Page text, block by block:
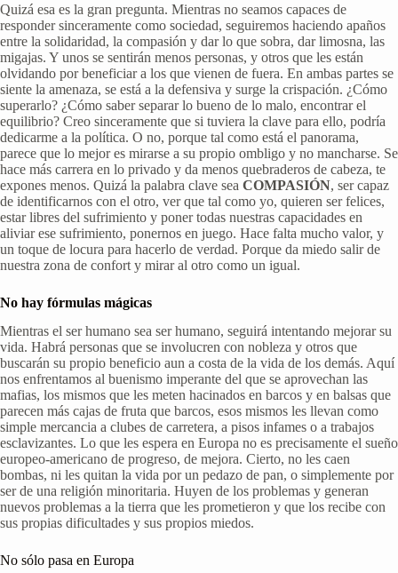
Quizá esa es la gran pregunta. Mientras no seamos capaces de
responder sinceramente como sociedad, seguiremos haciendo apaños
entre la solidaridad, la compasión y dar lo que sobra, dar limosna, las
migajas. Y unos se sentirán menos personas, y otros que les están
olvidando por beneficiar a los que vienen de fuera. En ambas partes se
siente la amenaza, se está a la defensiva y surge la crispación. ¿Cómo
superarlo? ¿Cómo saber separar lo bueno de lo malo, encontrar el
equilibrio? Creo sinceramente que si tuviera la clave para ello, podría
dedicarme a la política. O no, porque tal como está el panorama,
parece que lo mejor es mirarse a su propio ombligo y no mancharse. Se
hace más carrera en lo privado y da menos quebraderos de cabeza, te
expones menos. Quizá la palabra clave sea COMPASIÓN, ser capaz
de identificarnos con el otro, ver que tal como yo, quieren ser felices,
estar libres del sufrimiento y poner todas nuestras capacidades en
aliviar ese sufrimiento, ponernos en juego. Hace falta mucho valor, y
un toque de locura para hacerlo de verdad. Porque da miedo salir de
nuestra zona de confort y mirar al otro como un igual.
No hay fórmulas mágicas
Mientras el ser humano sea ser humano, seguirá intentando mejorar su
vida. Habrá personas que se involucren con nobleza y otros que
buscarán su propio beneficio aun a costa de la vida de los demás. Aquí
nos enfrentamos al buenismo imperante del que se aprovechan las
mafias, los mismos que les meten hacinados en barcos y en balsas que
parecen más cajas de fruta que barcos, esos mismos les llevan como
simple mercancia a clubes de carretera, a pisos infames o a trabajos
esclavizantes. Lo que les espera en Europa no es precisamente el sueño
europeo-americano de progreso, de mejora. Cierto, no les caen
bombas, ni les quitan la vida por un pedazo de pan, o simplemente por
ser de una religión minoritaria. Huyen de los problemas y generan
nuevos problemas a la tierra que les prometieron y que los recibe con
sus propias dificultades y sus propios miedos.
No sólo pasa en Europa